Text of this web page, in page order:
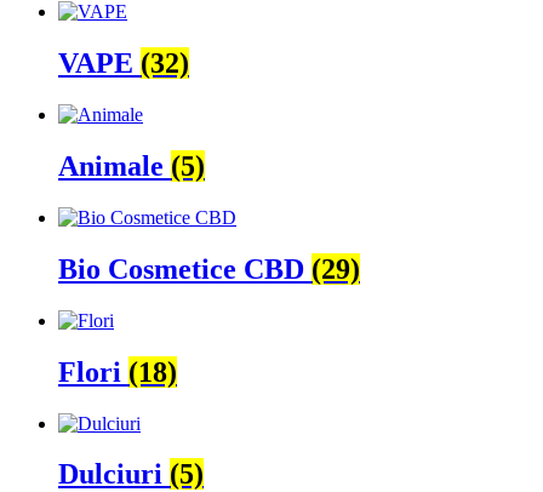
VAPE (32)
Animale (5)
Bio Cosmetice CBD (29)
Flori (18)
Dulciuri (5)